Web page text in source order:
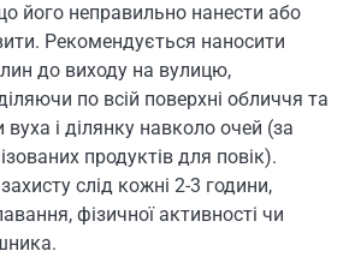
його неправильно нанести або
Рекомендується наносити
до виходу на вулицю,
по всій поверхні обличчя та
і ділянку навколо очей (за
продуктів для повік).
слід кожні 2-3 години,
фізичної активності чи